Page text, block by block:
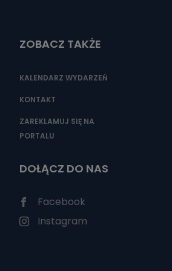
ZOBACZ TAKŻE
KALENDARZ WYDARZEŃ
KONTAKT
ZAREKLAMUJ SIĘ NA
PORTALU
DOŁĄCZ DO NAS
Facebook
Instagram